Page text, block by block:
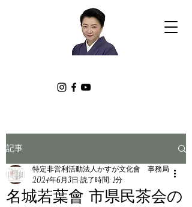
記事
名城若葉會 市県民茶会の
特定非営利活動法人かすが文化會 事務局
2024年6月3日 読了時間: 1分